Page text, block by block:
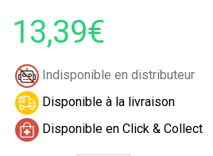
13,39€
Indisponible en distributeur
Disponible à la livraison
Disponible en Click & Collect